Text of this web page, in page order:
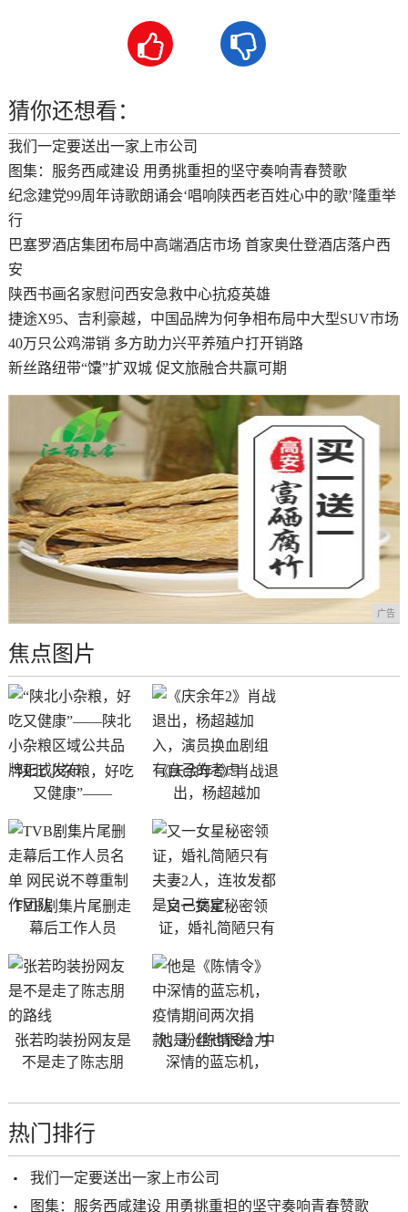
 
猜你还想看：
我们一定要送出一家上市公司
图集：服务西咸建设 用勇挑重担的坚守奏响青春赞歌
纪念建党99周年诗歌朗诵会‘唱响陕西老百姓心中的歌’隆重举
行
巴塞罗酒店集团布局中高端酒店市场 首家奥仕登酒店落户西
安
陕西书画名家慰问西安急救中心抗疫英雄
捷途X95、吉利豪越，中国品牌为何争相布局中大型SUV市场
40万只公鸡滞销 多方助力兴平养殖户打开销路
新丝路纽带“馕”扩双城 促文旅融合共赢可期
广告
焦点图片
“陕北小杂粮，好吃
又健康”——
《庆余年2》肖战退
出，杨超越加
TVB剧集片尾删走
幕后工作人员
又一女星秘密领
证，婚礼简陋只有
张若昀装扮网友是
不是走了陈志朋
他是《陈情令》中
深情的蓝忘机，
热门排行
我们一定要送出一家上市公司
图集：服务西咸建设 用勇挑重担的坚守奏响青春赞歌